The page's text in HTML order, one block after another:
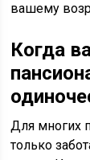
вашему
Когда
Для многих
только